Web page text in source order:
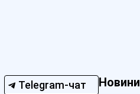
Telegram-чат
Новини